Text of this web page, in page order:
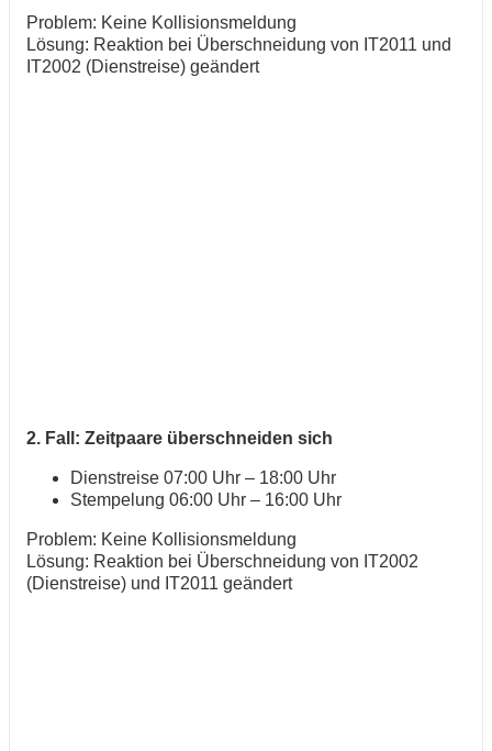
Problem: Keine Kollisionsmeldung
Lösung: Reaktion bei Überschneidung von IT2011 und
IT2002 (Dienstreise) geändert
2. Fall: Zeitpaare überschneiden sich
Dienstreise 07:00 Uhr – 18:00 Uhr
Stempelung 06:00 Uhr – 16:00 Uhr
Problem: Keine Kollisionsmeldung
Lösung: Reaktion bei Überschneidung von IT2002
(Dienstreise) und IT2011 geändert